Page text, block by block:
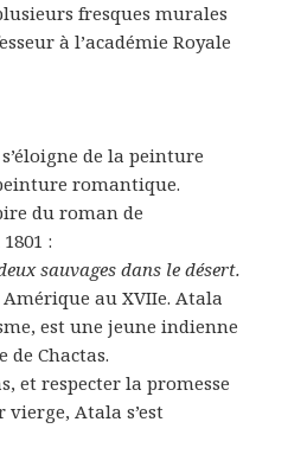
fresques murales
à l’académie Royale
de la peinture
romantique.
du roman de
:
sauvages dans le désert.
au XVIIe. Atala
est une jeune indienne
de Chactas.
et respecter la promesse
vierge, Atala s’est